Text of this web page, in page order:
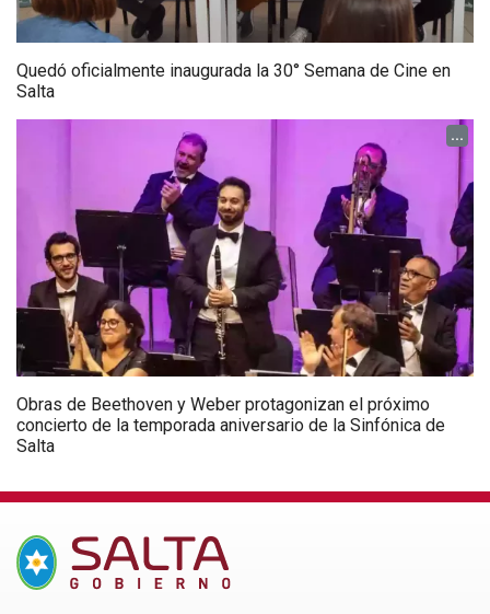
Quedó oficialmente inaugurada la 30° Semana de Cine en
Salta
...
Obras de Beethoven y Weber protagonizan el próximo
concierto de la temporada aniversario de la Sinfónica de
Salta